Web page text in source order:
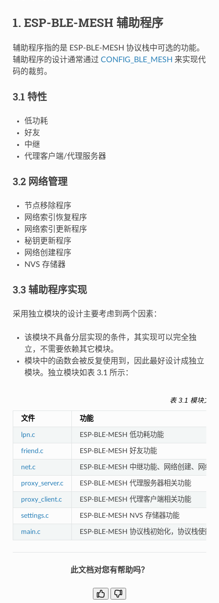
1. ESP-BLE-MESH 辅助程序
辅助程序指的是 ESP-BLE-MESH 协议栈中可选的功能。
辅助程序的设计通常通过 CONFIG_BLE_MESH 来实现代
码的裁剪。
3.1 特性
低功耗
好友
中继
代理客户端/代理服务器
3.2 网络管理
节点移除程序
网络索引恢复程序
网络索引更新程序
秘钥更新程序
网络创建程序
NVS 存储器
3.3 辅助程序实现
采用独立模块的设计主要考虑到两个因素：
该模块不具备分层实现的条件，其实现可以完全独
立，不需要依赖其它模块。
模块中的函数会被反复使用到，因此最好设计成独立
模块。独立模块如表 3.1 所示：
表 3.1 模块文件
文件 功能
lpn.c ESP-BLE-MESH 低功耗功能
friend.c ESP-BLE-MESH 好友功能
net.c ESP-BLE-MESH 中继功能、网络创建、网络
proxy_server.c ESP-BLE-MESH 代理服务器相关功能
proxy_client.c ESP-BLE-MESH 代理客户端相关功能
settings.c ESP-BLE-MESH NVS 存储器功能
main.c ESP-BLE-MESH 协议栈初始化，协议栈使能
此文档对您有帮助吗？